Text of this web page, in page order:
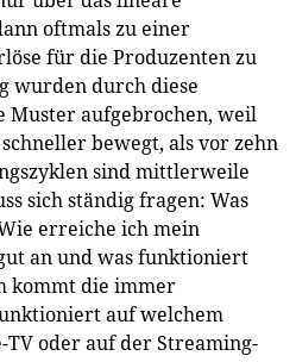
oftmals zu einer
für die Produzenten zu
wurden durch diese
aufgebrochen, weil
bewegt, als vor zehn
sind mittlerweile
sich ständig fragen: Was
erreiche ich mein
an und was funktioniert
kommt die immer
auf welchem
oder auf der Streaming-